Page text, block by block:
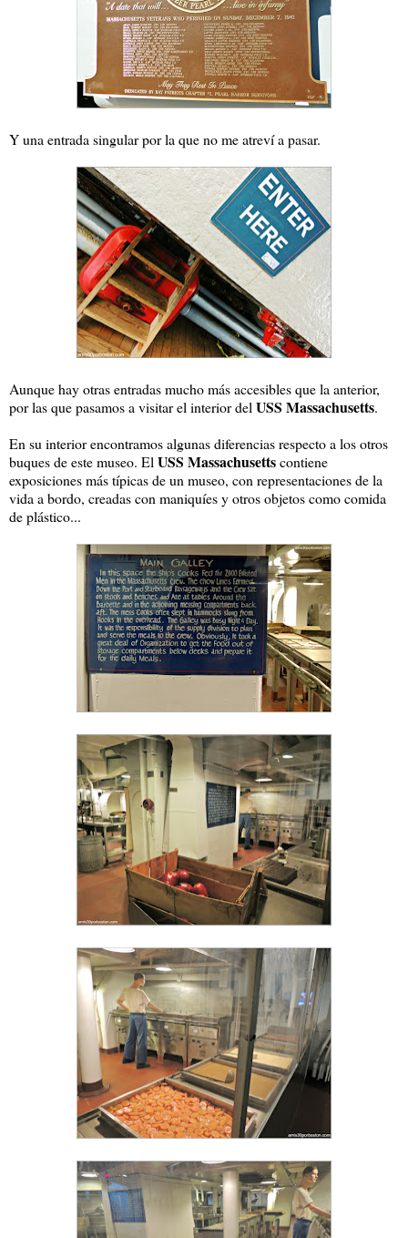
Y una entrada singular por la que no me atreví a pasar.
Aunque hay otras entradas mucho más accesibles que la anterior,
por las que pasamos a visitar el interior del USS Massachusetts.
En su interior encontramos algunas diferencias respecto a los otros
buques de este museo. El USS Massachusettscontiene
exposiciones más típicas de un museo, con representaciones de la
vida a bordo, creadas con maniquíes y otros objetos como comida
de plástico...